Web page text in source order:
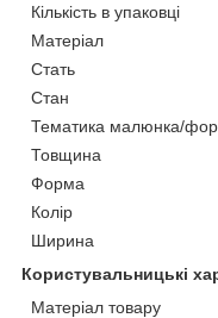
Кількість в упаковці
Матеріал
Стать
Стан
Тематика малюнка/
Товщина
Форма
Колір
Ширина
Користувальницькі
Матеріал товару